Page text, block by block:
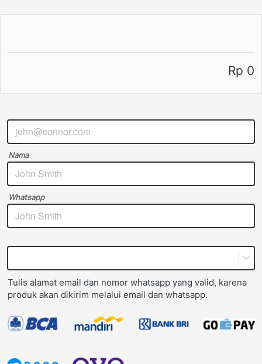
Nama
Whatsapp
Tulis alamat email dan nomor whatsapp yang valid, karena
produk akan dikirim melalui email dan whatsapp.
Rp 0